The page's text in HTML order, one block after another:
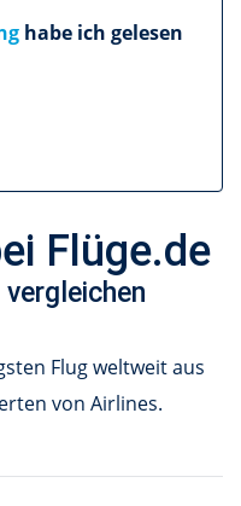
habe ich gelesen
Flüge.de
Flug weltweit aus
von Airlines.